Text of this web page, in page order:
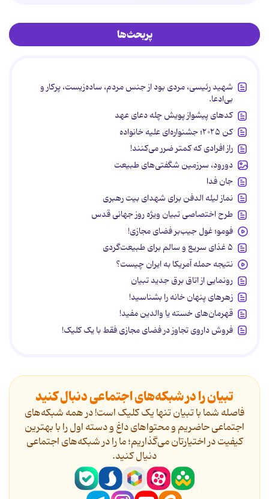
پربحث‌ها
شهید رئیسی، مردی بود از جنس مردم، ساده‌زیست، پرکار و
بی‌ادعا.
کدهای پیشواز پویش چله دعای عهد
کن ۲۰۲۵؛ جشنواره‌ای علیه خانواده
راز افرادی که کمتر ضرر می‌کنند!
دورود، سرزمین شگفتی‌های طبیعت
جان فدا
نماز لیله الدفن برای شهدای بیت رهبری
طرح اختصاصی تبیان ویژه روز جهانی قدس
فومو؛ غول جیب‌بر فضای مجازی!
۵ غذای سریع و سالم برای طبیعت‌گردی
نتیجه حمله آمریکا به ایران چیست؟
رونمایی از اتاق برق جدید تبیان
زهرهای پنهان خانه را بشناسید!
قهرمان‌های خسته یا والدین مفید!
فروش داروی تجاوز در فضای مجازی فقط با یک کلیک!
تبیان را در شبکه‌های اجتماعی دنبال کنید
فاصله شما با تبیان تنها یک کلیک است! در همه شبکه‌های
اجتماعی حاضریم و محتواهای داغ و دسته اول را با بهترین
کیفیت در اختیارتان می‌گذاریم؛ ما را در شبکه‌های اجتماعی
دنیال کنید.